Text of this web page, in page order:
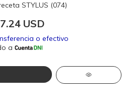
STYLUS (074)
USD